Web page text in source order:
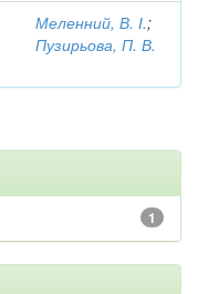
Меленний, В. І.;
Пузирьова, П. В.
1